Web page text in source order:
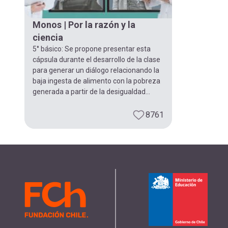
navegación
Monos | Por la razón y la
ciencia
5° básico: Se propone presentar esta
cápsula durante el desarrollo de la clase
para generar un diálogo relacionando la
baja ingesta de alimento con la pobreza
generada a partir de la desigualdad...
8761